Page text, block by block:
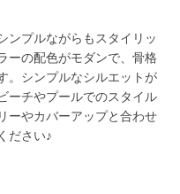
ンプルながらもスタイリッ
ーの配色がモダンで、骨格
。シンプルなシルエットが
ーチやプールでのスタイル
ーやカバーアップと合わせ
ださい♪